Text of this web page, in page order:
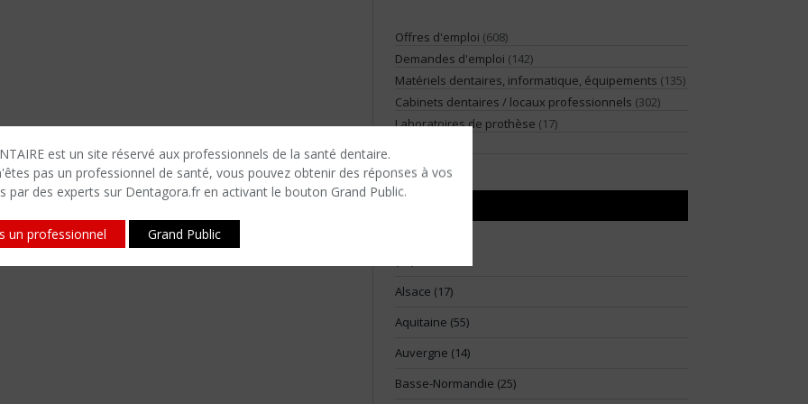
est un site réservé aux professionnels de la santé dentaire.
pas un professionnel de santé, vous pouvez obtenir des réponses à vos
par des experts sur Dentagora.fr en activant le bouton Grand Public.
un professionnel Grand Public
Offres d'emploi (608)
Demandes d'emploi (142)
Matériels dentaires, informatique, équipements (135)
Cabinets dentaires / locaux professionnels (302)
Laboratoires de prothèse (17)
Alsace (17)
Aquitaine (55)
Auvergne (14)
Basse-Normandie (25)